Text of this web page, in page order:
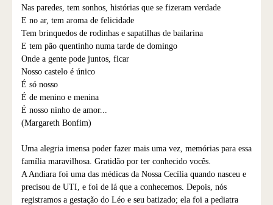
Nas paredes, tem sonhos, histórias que se fizeram verdade
E no ar, tem aroma de felicidade
Tem brinquedos de rodinhas e sapatilhas de bailarina
E tem pão quentinho numa tarde de domingo
Onde a gente pode juntos, ficar
Nosso castelo é único
É só nosso
É de menino e menina
É nosso ninho de amor...
(Margareth Bonfim)
Uma alegria imensa poder fazer mais uma vez, memórias para essa
família maravilhosa. Gratidão por ter conhecido vocês.
A Andiara foi uma das médicas da Nossa Cecília quando nasceu e
precisou de UTI, e foi de lá que a conhecemos. Depois, nós
registramos a gestação do Léo e seu batizado; ela foi a pediatra